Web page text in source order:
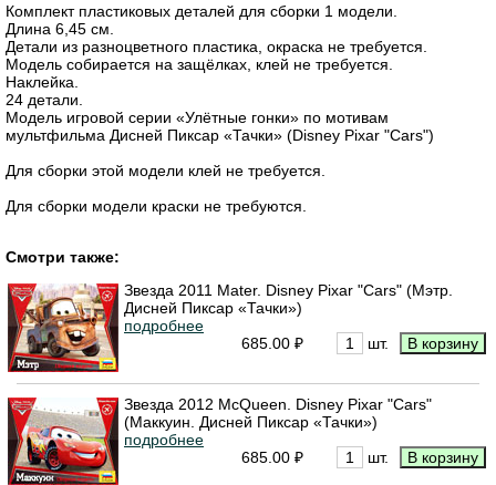
Комплект пластиковых деталей для сборки 1 модели.
Длина 6,45 см.
Детали из разноцветного пластика, окраска не требуется.
Модель собирается на защёлках, клей не требуется.
Наклейка.
24 детали.
Модель игровой серии «Улётные гонки» по мотивам
мультфильма Дисней Пиксар «Тачки» (Disney Pixar "Cars")
Для сборки этой модели клей не требуется.
Для сборки модели краски не требуются.
Смотри также:
Звезда 2011 Mater. Disney Pixar "Cars" (Мэтр.
Дисней Пиксар «Тачки»)
подробнее
685.00 ₽
шт.
Звезда 2012 McQueen. Disney Pixar "Cars"
(Маккуин. Дисней Пиксар «Тачки»)
подробнее
685.00 ₽
шт.